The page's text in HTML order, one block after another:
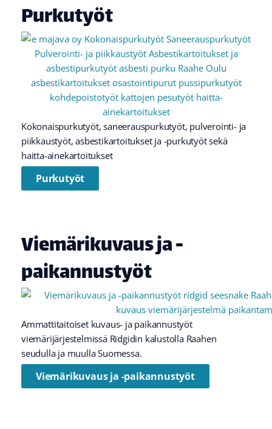
Purkutyöt
Kokonaispurkutyöt, saneerauspurkutyöt, pulverointi- ja
piikkaustyöt, asbestikartoitukset ja -purkutyöt sekä
haitta-ainekartoitukset
Purkutyöt
Viemärikuvaus ja -
paikannustyöt
Ammattitaitoiset kuvaus- ja paikannustyöt
viemärijärjestelmissä Ridgidin kalustolla Raahen
seudulla ja muulla Suomessa.
Viemärikuvaus ja -paikannustyöt